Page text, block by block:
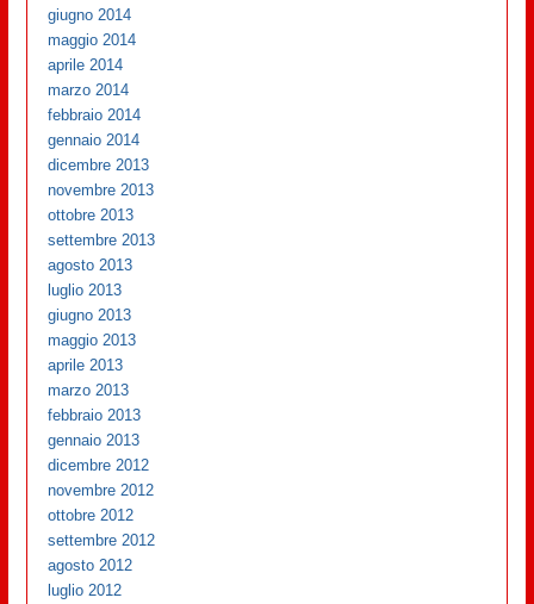
giugno 2014
maggio 2014
aprile 2014
marzo 2014
febbraio 2014
gennaio 2014
dicembre 2013
novembre 2013
ottobre 2013
settembre 2013
agosto 2013
luglio 2013
giugno 2013
maggio 2013
aprile 2013
marzo 2013
febbraio 2013
gennaio 2013
dicembre 2012
novembre 2012
ottobre 2012
settembre 2012
agosto 2012
luglio 2012